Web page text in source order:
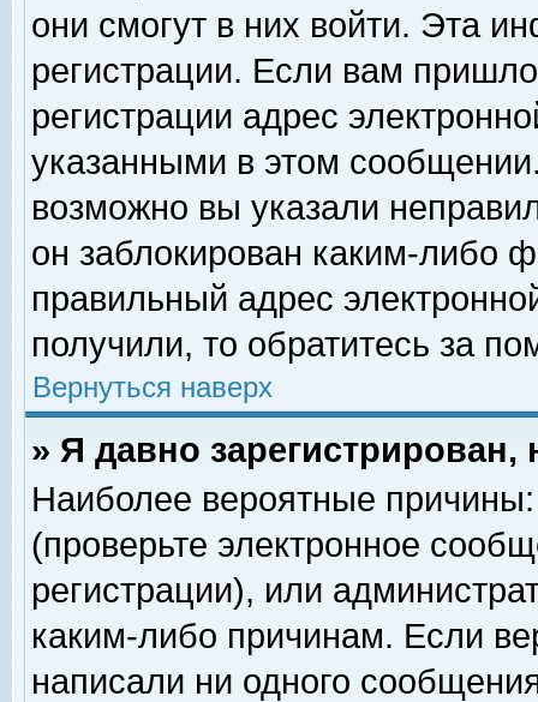
они смогут в них войти. Эта
регистрации. Если вам
регистрации адрес
указанными в этом
возможно вы указали
он заблокирован каким-либо
правильный адрес
получили, то обратитесь за
Вернуться наверх
» Я давно
Наиболее вероятные
(проверьте электронное
регистрации), или
каким-либо причинам. Если
написали ни одного